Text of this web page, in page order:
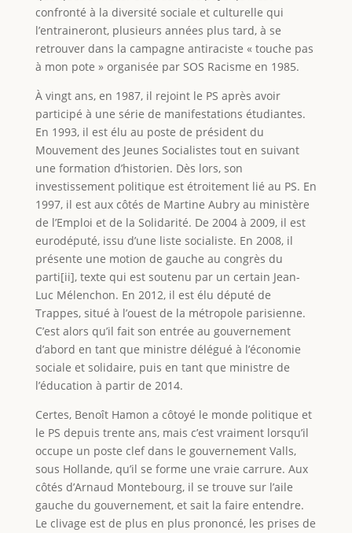
confronté à la diversité sociale et culturelle qui
l’entraineront, plusieurs années plus tard, à se
retrouver dans la campagne antiraciste « touche pas
à mon pote » organisée par SOS Racisme en 1985.
À vingt ans, en 1987, il rejoint le PS après avoir
participé à une série de manifestations étudiantes.
En 1993, il est élu au poste de président du
Mouvement des Jeunes Socialistes tout en suivant
une formation d’historien. Dès lors, son
investissement politique est étroitement lié au PS. En
1997, il est aux côtés de Martine Aubry au ministère
de l’Emploi et de la Solidarité. De 2004 à 2009, il est
eurodéputé, issu d’une liste socialiste. En 2008, il
présente une motion de gauche au congrès du
parti[ii], texte qui est soutenu par un certain Jean-
Luc Mélenchon. En 2012, il est élu député de
Trappes, situé à l’ouest de la métropole parisienne.
C’est alors qu’il fait son entrée au gouvernement
d’abord en tant que ministre délégué à l’économie
sociale et solidaire, puis en tant que ministre de
l’éducation à partir de 2014.
Certes, Benoît Hamon a côtoyé le monde politique et
le PS depuis trente ans, mais c’est vraiment lorsqu’il
occupe un poste clef dans le gouvernement Valls,
sous Hollande, qu’il se forme une vraie carrure. Aux
côtés d’Arnaud Montebourg, il se trouve sur l’aile
gauche du gouvernement, et sait la faire entendre.
Le clivage est de plus en plus prononcé, les prises de